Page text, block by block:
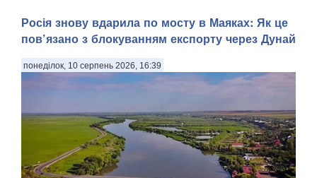
Росія знову вдарила по мосту в Маяках: Як це
пов’язано з блокуванням експорту через Дунай
понеділок, 10 серпень 2026, 16:39